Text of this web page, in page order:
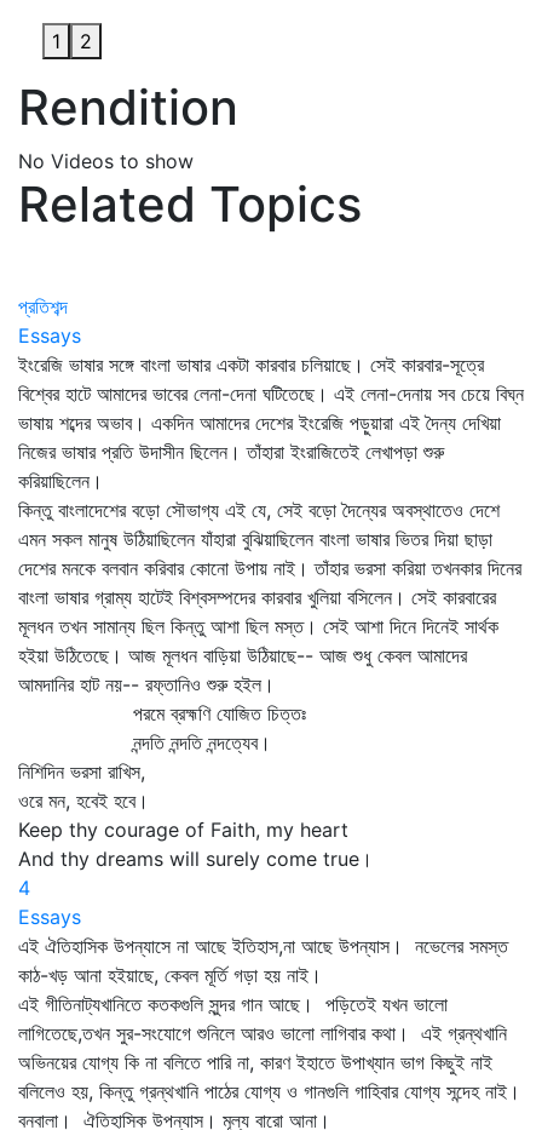
1 2
Rendition
No Videos to show
Related Topics
প্রতিশব্দ
Essays
ইংরেজি ভাষার সঙ্গে বাংলা ভাষার একটা কারবার চলিয়াছে। সেই কারবার-সূত্রে
বিশ্বের হাটে আমাদের ভাবের লেনা-দেনা ঘটিতেছে। এই লেনা-দেনায় সব চেয়ে বিঘ্ন
ভাষায় শব্দের অভাব। একদিন আমাদের দেশের ইংরেজি পড়ুয়ারা এই দৈন্য দেখিয়া
নিজের ভাষার প্রতি উদাসীন ছিলেন। তাঁহারা ইংরাজিতেই লেখাপড়া শুরু
করিয়াছিলেন।
কিন্তু বাংলাদেশের বড়ো সৌভাগ্য এই যে, সেই বড়ো দৈন্যের অবস্থাতেও দেশে
এমন সকল মানুষ উঠিয়াছিলেন যাঁহারা বুঝিয়াছিলেন বাংলা ভাষার ভিতর দিয়া ছাড়া
দেশের মনকে বলবান করিবার কোনো উপায় নাই। তাঁহার ভরসা করিয়া তখনকার দিনের
বাংলা ভাষার গ্রাম্য হাটেই বিশ্বসম্পদের কারবার খুলিয়া বসিলেন। সেই কারবারের
মূলধন তখন সামান্য ছিল কিন্তু আশা ছিল মস্ত। সেই আশা দিনে দিনেই সার্থক
হইয়া উঠিতেছে। আজ মূলধন বাড়িয়া উঠিয়াছে-- আজ শুধু কেবল আমাদের
আমদানির হাট নয়-- রফ্‌তানিও শুরু হইল।
পরমে ব্রহ্মণি যোজিত চিত্তঃ
নন্দতি নন্দতি নন্দত্যেব।
নিশিদিন ভরসা রাখিস,
ওরে মন, হবেই হবে।
Keep thy courage of Faith, my heart
And thy dreams will surely come true।
4
Essays
এই ঐতিহাসিক উপন্যাসে না আছে ইতিহাস,না আছে উপন্যাস। নভেলের সমস্ত
কাঠ-খড় আনা হইয়াছে, কেবল মূর্তি গড়া হয় নাই।
এই গীতিনাট্যখানিতে কতকগুলি সুন্দর গান আছে। পড়িতেই যখন ভালো
লাগিতেছে,তখন সুর-সংযোগে শুনিলে আরও ভালো লাগিবার কথা। এই গ্রন্থখানি
অভিনয়ের যোগ্য কি না বলিতে পারি না, কারণ ইহাতে উপাখ্যান ভাগ কিছুই নাই
বলিলেও হয়, কিন্তু গ্রন্থখানি পাঠের যোগ্য ও গানগুলি গাহিবার যোগ্য সন্দেহ নাই।
বনবালা। ঐতিহাসিক উপন্যাস। মূল্য বারো আনা।